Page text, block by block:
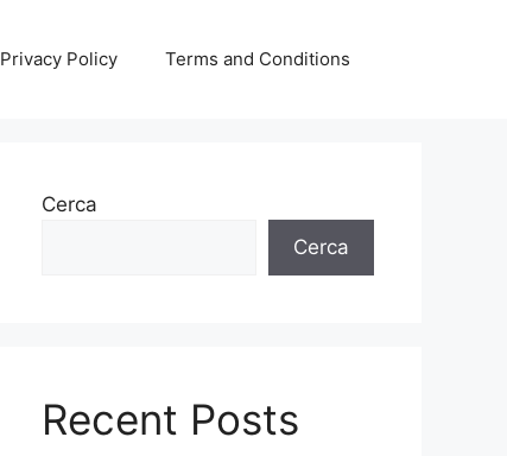
Privacy Policy Terms and Conditions
Cerca
Cerca
Recent Posts